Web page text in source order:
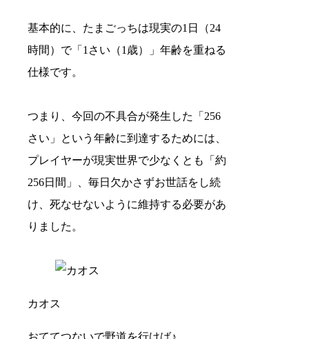
基本的に、たまごっちは現実の1日（24
時間）で「1さい（1歳）」年齢を重ねる
仕様です。
つまり、今回の不具合が発生した「256
さい」という年齢に到達するためには、
プレイヤーが現実世界で少なくとも「約
256日間」、毎日欠かさずお世話をし続
け、死なせないように維持する必要があ
りました。
カオス
おててつないで野道を行けば♪